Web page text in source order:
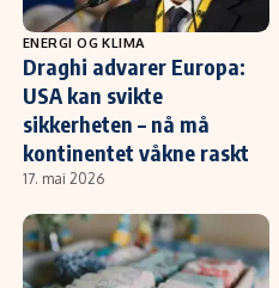
ENERGI OG KLIMA
Draghi advarer Europa:
USA kan svikte
sikkerheten – nå må
kontinentet våkne raskt
17. mai 2026